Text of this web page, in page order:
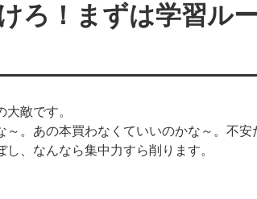
ろ！まずは学習ル
敵です。
～。あの本買わなくていいのかな～。不
、なんなら集中力すら削ります。